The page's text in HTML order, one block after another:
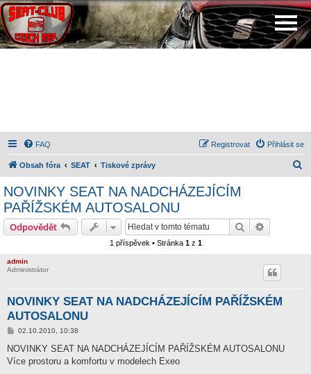
FAQ Přihlásit se
Registrovat
Obsah fóra SEAT Tiskové zprávy
NOVINKY SEAT NA NADCHÁZEJÍCÍM
PAŘÍŽSKÉM AUTOSALONU
Odpovědět Hledat
1 příspěvek • Stránka 1z 1
admin
Administrátor
NOVINKY SEAT NA NADCHÁZEJÍCÍM PAŘÍŽSKÉM
AUTOSALONU
P
í
p
02.10.2010, 10:38
NOVINKY SEAT NA NADCHÁZEJÍCÍM PAŘÍŽSKÉM AUTOSALONU
Více prostoru a komfortu v modelech Exeo